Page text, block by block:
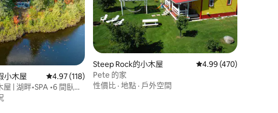
分（滿分 5 分）
小木屋 從 118 則評價中獲得 4.97 的平均評分（滿分 5 分）
4.97 (118)
| 湖畔•SPA •6 間臥室
Steep Rock的小木屋 從 470 則評價中獲得
4.99 (470)
Pete 的家
性價比 · 地點 · 戶外空間